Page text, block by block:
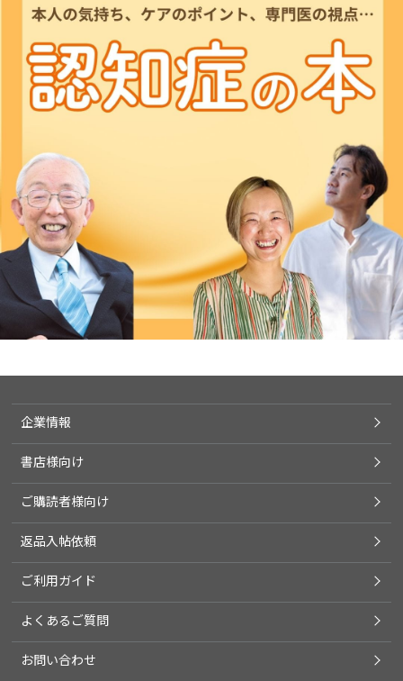
企業情報
書店様向け
ご購読者様向け
返品入帖依頼
ご利用ガイド
よくあるご質問
お問い合わせ